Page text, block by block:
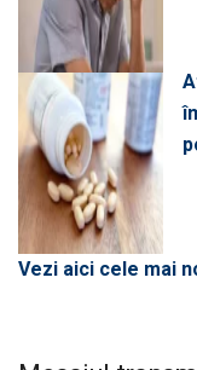
Vezi aici cele mai